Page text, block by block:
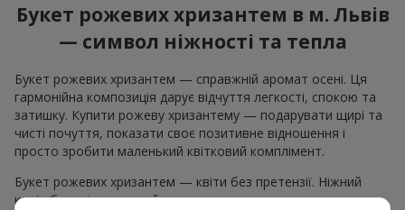
Букет рожевих хризантем в м. Львів
— символ ніжності та тепла
Букет рожевих хризантем — справжній аромат осені. Ця
гармонійна композиція дарує відчуття легкості, спокою та
затишку. Купити рожеву хризантему — подарувати щирі та
чисті почуття, показати своє позитивне відношення і
просто зробити маленький квітковий комплімент.
Букет рожевих хризантем — квіти без претензії. Ніжний
колір бутонів та легкий аромат порадує кожного, хто